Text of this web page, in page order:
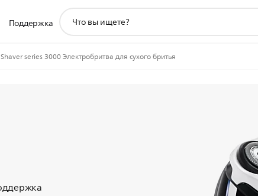
Поддержка
поддержки
Shaver series 3000 Электробритва для сухого бритья